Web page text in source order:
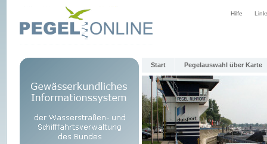
Hilfe
Start Pegelauswahl über Karte